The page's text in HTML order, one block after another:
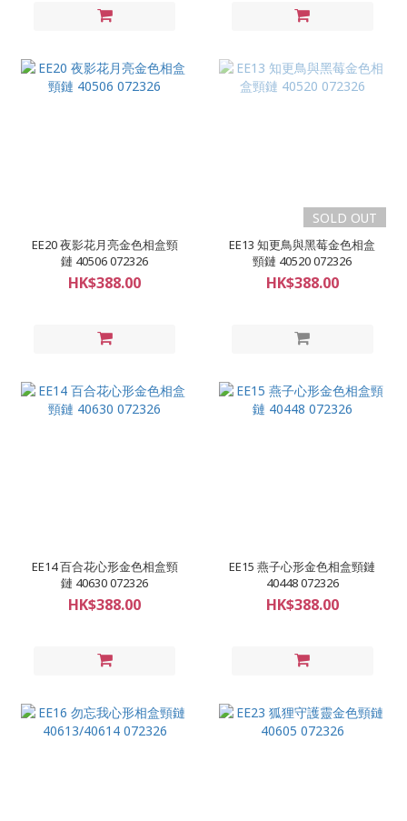
EE20 夜影花月亮金色相盒頸
鏈 40506 072326
HK$388.00
SOLD OUT
EE13 知更鳥與黑莓金色相盒
頸鏈 40520 072326
HK$388.00
EE14 百合花心形金色相盒頸
鏈 40630 072326
HK$388.00
EE15 燕子心形金色相盒頸鏈
40448 072326
HK$388.00